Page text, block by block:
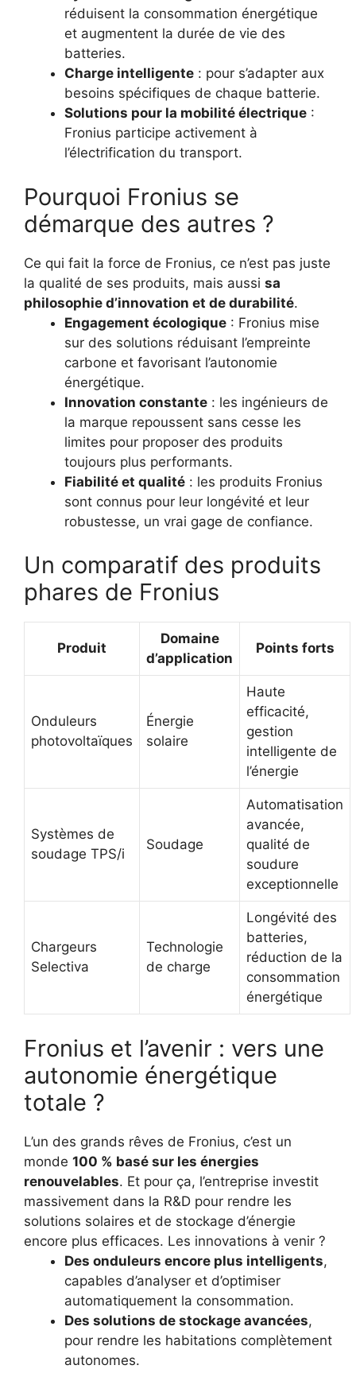
réduisent la consommation énergétique
et augmentent la durée de vie des
batteries.
Charge intelligente : pour s’adapter aux
besoins spécifiques de chaque batterie.
Solutions pour la mobilité électrique :
Fronius participe activement à
l’électrification du transport.
Pourquoi Fronius se
démarque des autres ?
Ce qui fait la force de Fronius, ce n’est pas juste
la qualité de ses produits, mais aussi sa
philosophie d’innovation et de durabilité.
Engagement écologique : Fronius mise
sur des solutions réduisant l’empreinte
carbone et favorisant l’autonomie
énergétique.
Innovation constante : les ingénieurs de
la marque repoussent sans cesse les
limites pour proposer des produits
toujours plus performants.
Fiabilité et qualité : les produits Fronius
sont connus pour leur longévité et leur
robustesse, un vrai gage de confiance.
Un comparatif des produits
phares de Fronius
Produit
Domaine
d’application
Points forts
Onduleurs
photovoltaïques
Énergie
solaire
Haute
efficacité,
gestion
intelligente de
l’énergie
Systèmes de
soudage TPS/i
Soudage
Automatisation
avancée,
qualité de
soudure
exceptionnelle
Chargeurs
Selectiva
Technologie
de charge
Longévité des
batteries,
réduction de la
consommation
énergétique
Fronius et l’avenir : vers une
autonomie énergétique
totale ?
L’un des grands rêves de Fronius, c’est un
monde 100 % basé sur les énergies
renouvelables. Et pour ça, l’entreprise investit
massivement dans la R&D pour rendre les
solutions solaires et de stockage d’énergie
encore plus efficaces. Les innovations à venir ?
Des onduleurs encore plus intelligents,
capables d’analyser et d’optimiser
automatiquement la consommation.
Des solutions de stockage avancées,
pour rendre les habitations complètement
autonomes.